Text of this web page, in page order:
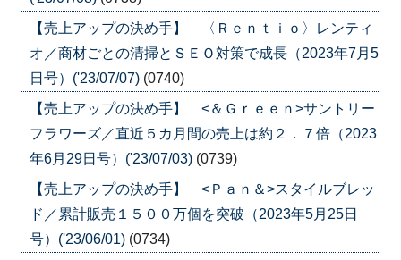
【売上アップの決め手】 〈Ｒｅｎｔｉｏ〉レンティ
オ／商材ごとの清掃とＳＥＯ対策で成長（2023年7月5
日号）('23/07/07) (0740)
【売上アップの決め手】 <＆Ｇｒｅｅｎ>サントリー
フラワーズ／直近５カ月間の売上は約２．７倍（2023
年6月29日号）('23/07/03) (0739)
【売上アップの決め手】 <Ｐａｎ＆>スタイルブレッ
ド／累計販売１５００万個を突破（2023年5月25日
号）('23/06/01) (0734)